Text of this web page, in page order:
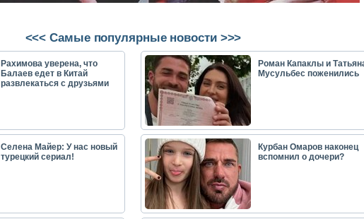
<<< Самые популярные новости >>>
Рахимова уверена, что
Балаев едет в Китай
развлекаться с друзьями
Роман Капаклы и
Мусульбес поженились
Селена Майер: У нас новый
турецкий сериал!
Курбан Омаров наконец
вспомнил о дочери?